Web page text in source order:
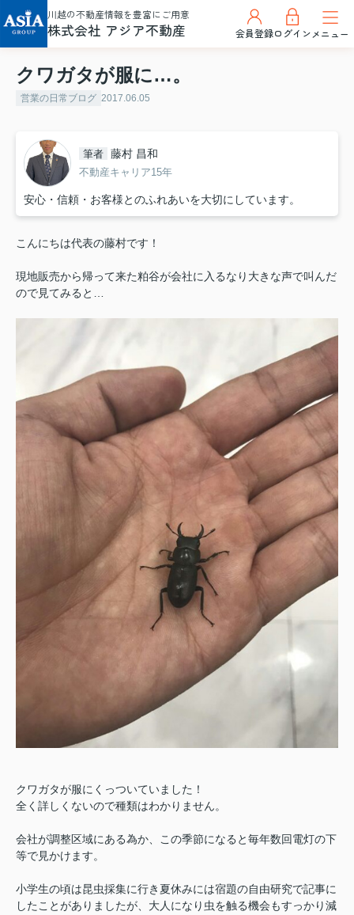
川越の不動産情報を豊富にご用意
株式会社 アジア不動産 会員登録ログインメニュー
クワガタが服に…。
営業の日常ブログ 2017.06.05
筆者 藤村 昌和
不動産キャリア15年
安心・信頼・お客様とのふれあいを大切にしています。
こんにちは代表の藤村です！
現地販売から帰って来た粕谷が会社に入るなり大きな声で叫んだ
ので見てみると…
クワガタが服にくっついていました！
全く詳しくないので種類はわかりません。
会社が調整区域にある為か、この季節になると毎年数回電灯の下
等で見かけます。
小学生の頃は昆虫採集に行き夏休みには宿題の自由研究で記事に
したことがありましたが、 大人になり虫を触る機会もすっかり減